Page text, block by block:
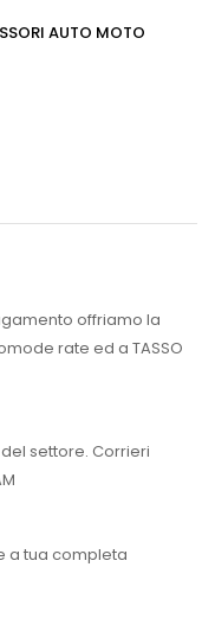
AUTO MOTO
offriamo la
rate ed a TASSO
settore. Corrieri
a tua completa